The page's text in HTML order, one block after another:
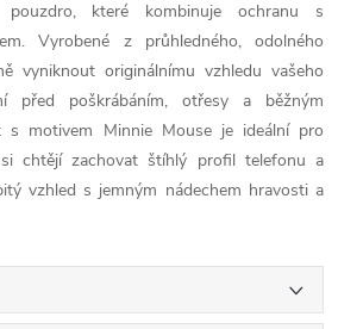
které kombinuje ochranu s
Vyrobené z průhledného, odolného
vyniknout originálnímu vzhledu vašeho
před poškrábáním, otřesy a běžným
s motivem Minnie Mouse je ideální pro
chtějí zachovat štíhlý profil telefonu a
vzhled s jemným nádechem hravosti a